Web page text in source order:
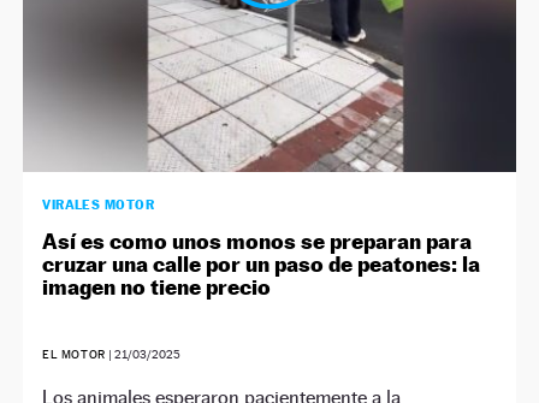
VIRALES MOTOR
Así es como unos monos se preparan para
cruzar una calle por un paso de peatones: la
imagen no tiene precio
EL MOTOR |21/03/2025
Los animales esperaron pacientemente a la